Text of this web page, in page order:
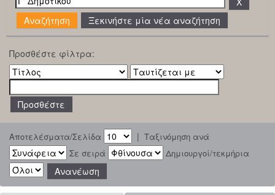
Ξεκινήστε μία νέα αναζήτηση
Προσθέστε φίλτρα:
Αποτελέσματα/Σελίδα | Ταξινόμηση ανά
Σε σειρά
Δημιουργοί/τεκμήρια